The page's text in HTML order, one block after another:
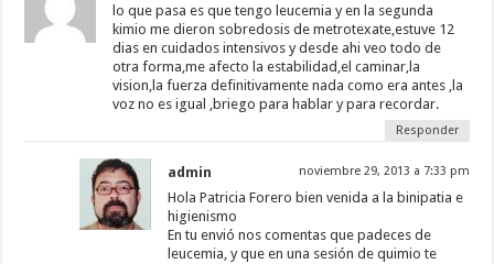
lo que pasa es que tengo leucemia y en la segunda
kimio me dieron sobredosis de metrotexate,estuve 12
dias en cuidados intensivos y desde ahi veo todo de
otra forma,me afecto la estabilidad,el caminar,la
vision,la fuerza definitivamente nada como era antes ,la
voz no es igual ,briego para hablar y para recordar.
Responder
admin noviembre 29, 2013 a 7:33 pm
Hola Patricia Forero bien venida a la binipatia e
higienismo
En tu envió nos comentas que padeces de
leucemia, y que en una sesión de quimio te